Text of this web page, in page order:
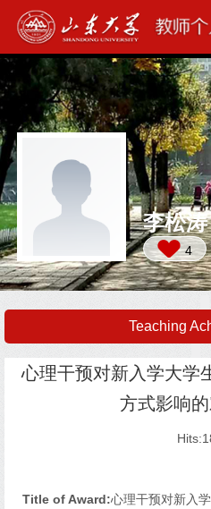
李松涛
4
Teaching
心理干预对新入学大学
方式影响
Hits:
Title of Award:心理干预对新入